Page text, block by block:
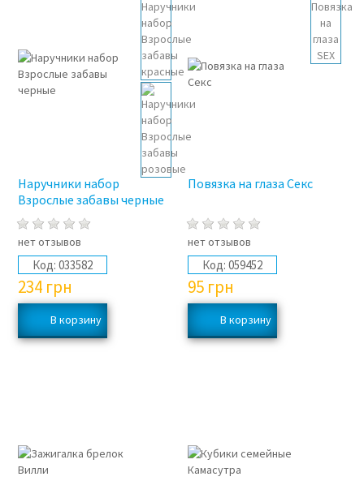
Наручники набор
Взрослые забавы черные
нет отзывов
Код: 033582
234 грн
Повязка на глаза Секс
нет отзывов
Код: 059452
95 грн